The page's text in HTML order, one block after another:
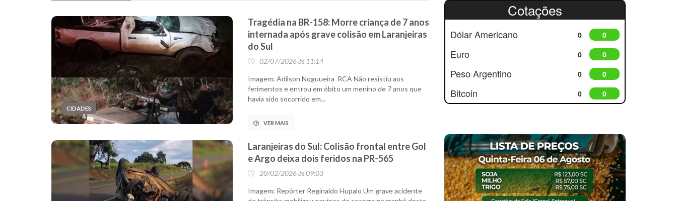
CIDADES
Tragédia na BR-158: Morre criança de 7 anos
internada após grave colisão em Laranjeiras
do Sul
02/07/2026 às 11:14
Imagem: Adilson Noguueira RCA Não resistiu aos
ferimentos e entrou em óbito um menino de 7 anos que
havia sido socorrido em...
VER MAIS
Laranjeiras do Sul: Colisão frontal entre Gol
e Argo deixa dois feridos na PR-565
20/02/2026 às 09:03
Imagem: Repórter Reginaldo Hupalo Um grave acidente
Cotações
Dólar Americano 0 0
Euro 0 0
Peso Argentino 0 0
Bitcoin 0 0